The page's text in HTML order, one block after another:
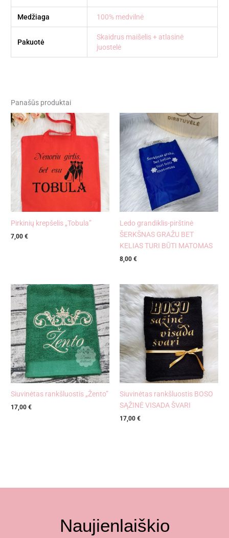
Medžiaga 100% medvilnė
Pakuotė
Skaidrus maišelis + atlasinė
juostelė
Panašūs produktai
Pirkinių krepšelis „Tobula”
7,00€
Ledo grandiklis-pirštinė
ŠERKŠNAS GRAŽU BET
KELIAS TURI BŪTI MATOMAS
8,00 €
Siuvinėtas rankšluostis „Žento”
17,00€
Siuvinėtas rankšluostis BOSO
SĄŽINĖ VISADA ŠVARI
17,00 €
Naujienlaiškio